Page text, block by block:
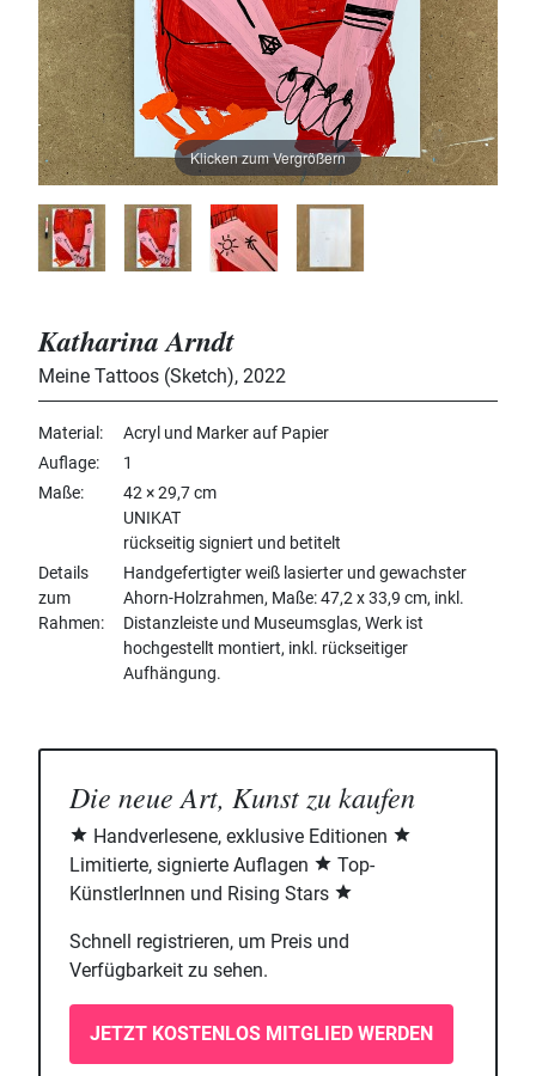
Klicken zum Vergrößern
Katharina Arndt
Meine Tattoos (Sketch), 2022
Material
Acryl und Marker auf Papier
Auflage
1
Maße
42 × 29,7 cm
UNIKAT
rückseitig signiert und betitelt
Details
zum
Rahmen
Handgefertigter weiß lasierter und gewachster
Ahorn-Holzrahmen, Maße: 47,2 x 33,9 cm, inkl.
Distanzleiste und Museumsglas, Werk ist
hochgestellt montiert, inkl. rückseitiger
Aufhängung.
Die neue Art, Kunst zu kaufen
Handverlesene, exklusive Editionen
Limitierte, signierte Auflagen
Top-
KünstlerInnen und Rising Stars
Schnell registrieren, um Preis und
Verfügbarkeit zu sehen.
JETZT KOSTENLOS MITGLIED WERDEN